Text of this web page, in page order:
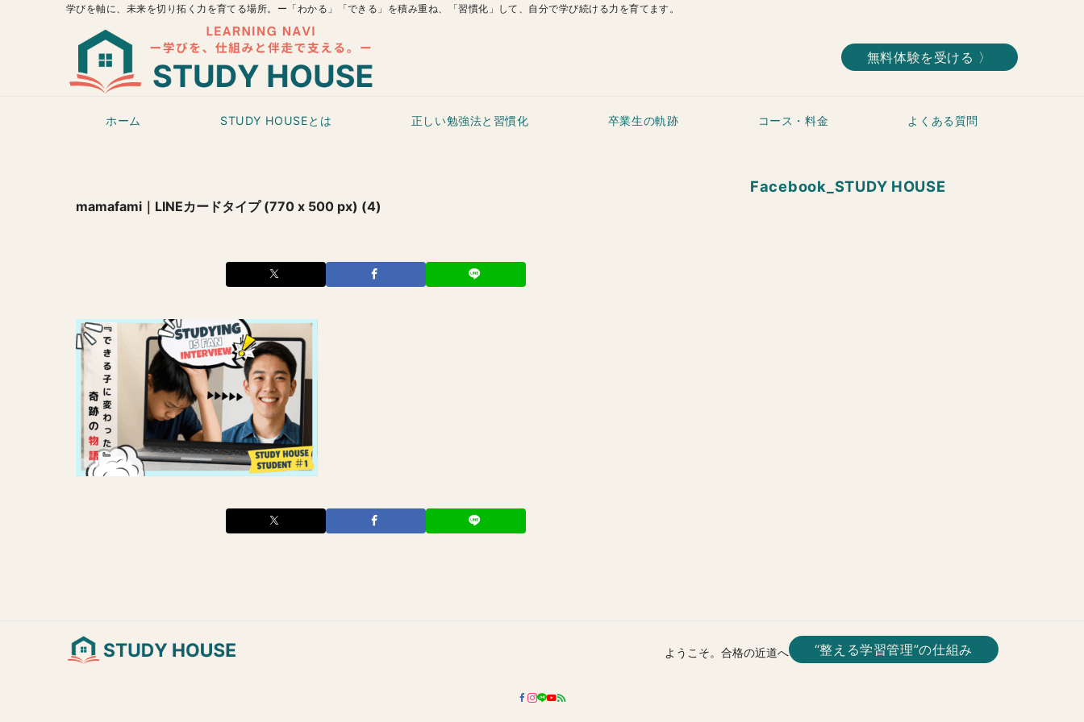
学びを軸に、未来を切り拓く力を育てる場所。ー「わかる」「できる」を積み重ね、「習慣化」して、自分で学び続ける力を育てます。
無料体験を受ける 〉
ホーム STUDY HOUSEとは 正しい勉強法と習慣化 卒業生の軌跡 コース・料金 よくある質問
mamafami｜LINEカードタイプ (770 x 500 px) (4)
Facebook_STUDY HOUSE
ようこそ。合格の近道へ “整える学習管理”の仕組み